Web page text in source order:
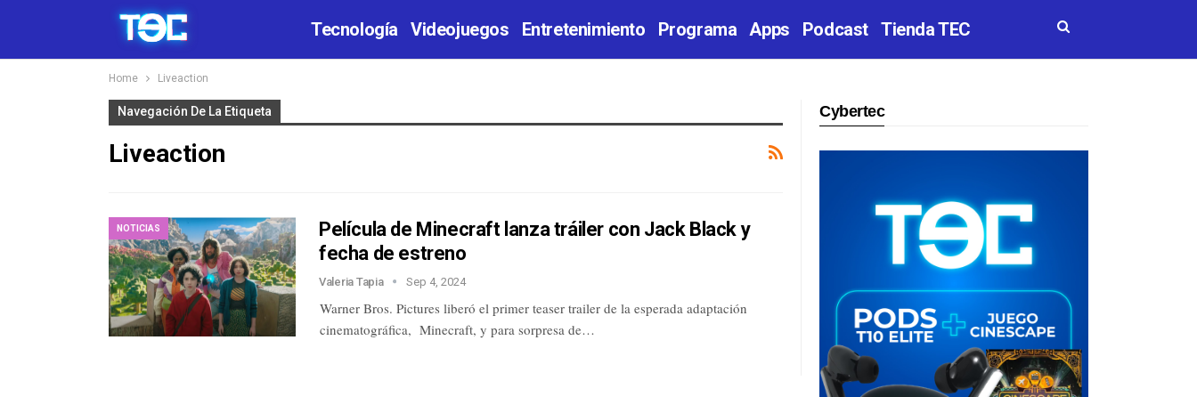
Tecnología Videojuegos Entretenimiento Programa Apps Podcast Tienda TEC
Home Liveaction
Navegación De La Etiqueta
Liveaction
NOTICIAS
Película de Minecraft lanza tráiler con Jack Black y
fecha de estreno
Valeria Tapia Sep 4, 2024
Warner Bros. Pictures liberó el primer teaser trailer de la esperada adaptación
cinematográfica, Minecraft, y para sorpresa de…
Cybertec